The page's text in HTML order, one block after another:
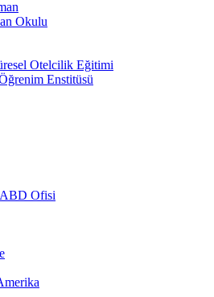
Okulu
Otelcilik Eğitimi
Enstitüsü
Ofisi